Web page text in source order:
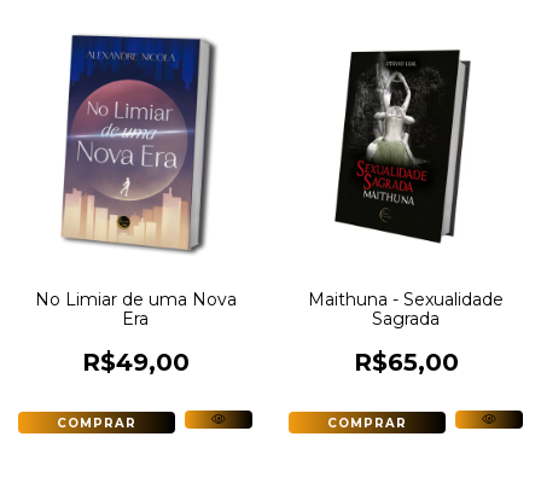
No Limiar de uma Nova
Era
R$49,00
Maithuna - Sexualidade
Sagrada
R$65,00